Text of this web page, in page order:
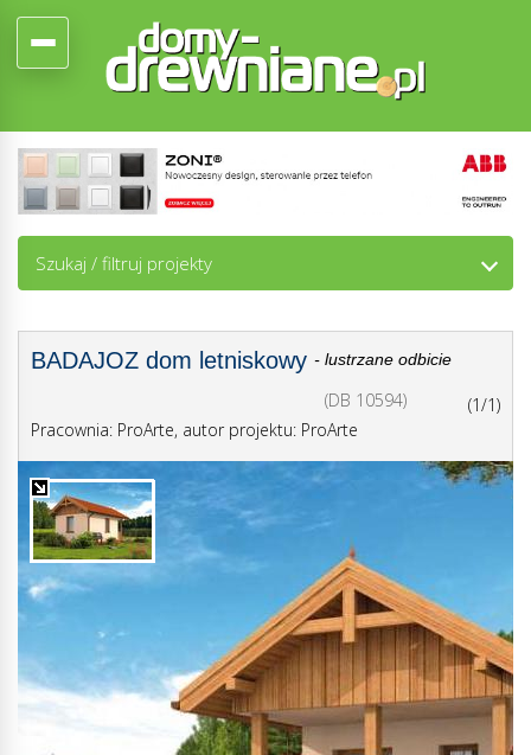
Szukaj / filtruj projekty
BADAJOZ dom letniskowy - lustrzane odbicie
(DB 10594)
(1/1)
Pracownia: ProArte, autor projektu: ProArte